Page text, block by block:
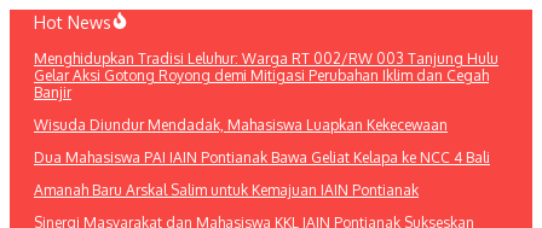
Lewati
konten
Hot News
Menghidupkan Tradisi Leluhur: Warga RT 002/RW 003 Tanjung Hulu
Gelar Aksi Gotong Royong demi Mitigasi Perubahan Iklim dan Cegah
Banjir
Wisuda Diundur Mendadak, Mahasiswa Luapkan Kekecewaan
Dua Mahasiswa PAI IAIN Pontianak Bawa Geliat Kelapa ke NCC 4 Bali
Amanah Baru Arskal Salim untuk Kemajuan IAIN Pontianak
Sinergi Masyarakat dan Mahasiswa KKL IAIN Pontianak Sukseskan